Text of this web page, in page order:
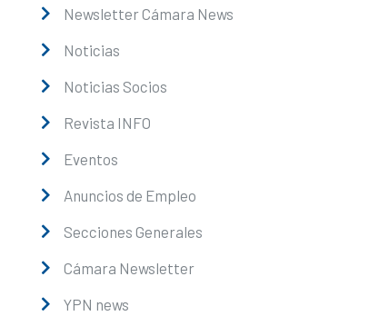
Newsletter Cámara News
Noticias
Noticias Socios
Revista INFO
Eventos
Anuncios de Empleo
Secciones Generales
Cámara Newsletter
YPN news